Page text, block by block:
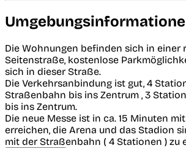
Die Wohnungen befinden sich in einer
Seitenstraße, kostenlose
sich in dieser Straße.
Die Verkehrsanbindung ist gut, 4
Straßenbahn bis ins Zentrum , 3
bis ins Zentrum.
Die neue Messe ist in ca. 15 Minuten
erreichen, die Arena und das Stadion
mit der Straßenbahn ( 4 Stationen ) zu